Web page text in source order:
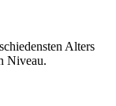
Alters
Niveau.